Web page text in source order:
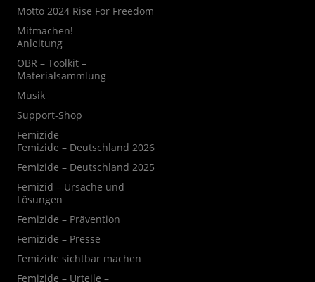
Motto 2024 Rise For Freedom
Mitmachen!
Anleitung
OBR – Toolkit –
Materialsammlung
Musik
Support-Shop
Femizide
Femizide – Deutschland 2026
Femizide – Deutschland 2025
Femizid – Ursache und
Lösungen
Femizide – Prävention
Femizide – Presse
Femizide sichtbar machen
Femizide – Urteile –